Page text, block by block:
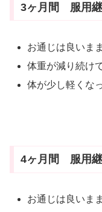
3ヶ月間 服用
お通じは良いまま
体重が減り続け
体が少し軽くな
4ヶ月間 服用
お通じは良いまま